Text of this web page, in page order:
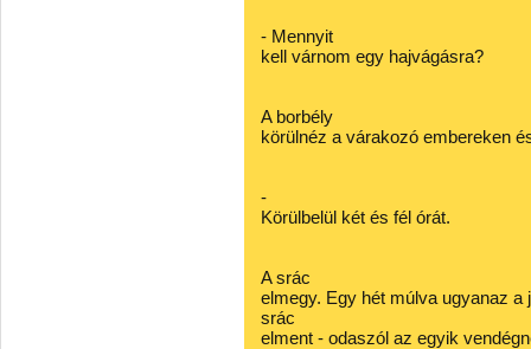
- Mennyit
kell várnom egy hajvágásra?
A borbély
körülnéz a várakozó embereken
-
Körülbelül két és fél órát.
A srác
elmegy. Egy hét múlva ugyanaz a
srác
elment - odaszól az egyik